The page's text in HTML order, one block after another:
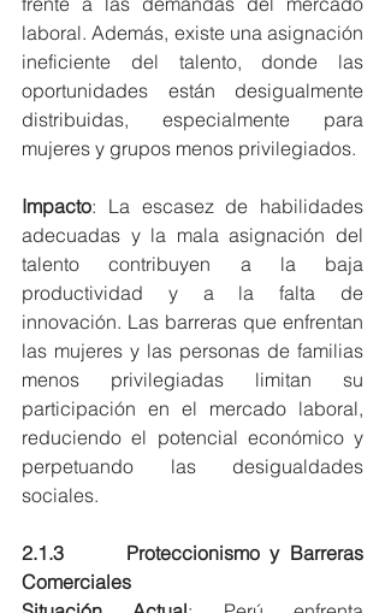
laboral. Además, existe una asignación
ineficiente del talento, donde las
oportunidades están desigualmente
distribuidas, especialmente para
mujeres y grupos menos privilegiados.
Impacto: La escasez de habilidades
adecuadas y la mala asignación del
talento contribuyen a la baja
productividad y a la falta de
innovación. Las barreras que enfrentan
las mujeres y las personas de familias
menos privilegiadas limitan su
participación en el mercado laboral,
reduciendo el potencial económico y
perpetuando las desigualdades
sociales.
2.1.3      Proteccionismo y Barreras
Comerciales